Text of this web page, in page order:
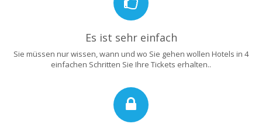
Es ist sehr einfach
Sie müssen nur wissen, wann und wo Sie gehen wollen Hotels in 4
einfachen Schritten Sie Ihre Tickets erhalten..